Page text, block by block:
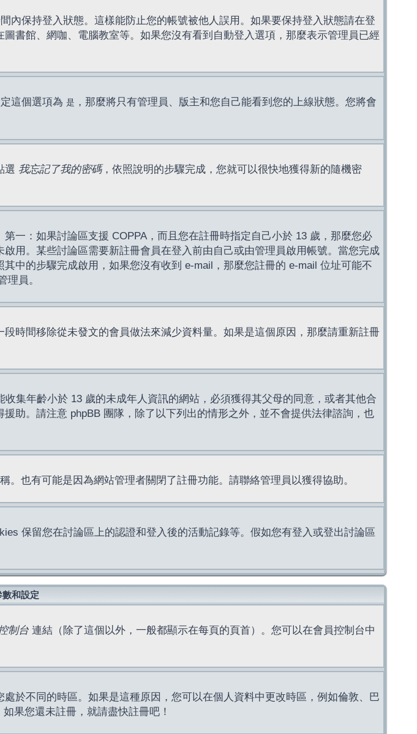
內保持登入狀態。這樣能防止您的帳號被他人誤用。如果要保持登入狀態請在登
書館、網咖、電腦教室等。如果您沒有看到自動登入選項，那麼表示管理員已經
這個選項為 是 ，那麼將只有管理員、版主和您自己能看到您的上線狀態。您將會
選 我忘記了我的密碼，依照說明的步驟完成，您就可以很快地獲得新的隨機密
一：如果討論區支援 COPPA，而且您在註冊時指定自己小於 13 歲，那麼您必
用。某些討論區需要新註冊會員在登入前由自己或由管理員啟用帳號。當您完成
中的步驟完成啟用，如果您沒有收到 e-mail，那麼您註冊的 e-mail 位址可能不
員。
時間移除從未發文的會員做法來減少資料量。如果是這個原因，那麼請重新註冊
集年齡小於 13 歲的未成年人資訊的網站，必須獲得其父母的同意，或者其他合
助。請注意 phpBB 團隊，除了以下列出的情形之外，並不會提供法律諮詢，也
也有可能是因為網站管理者關閉了註冊功能。請聯絡管理員以獲得協助。
保留您在討論區上的認證和登入後的活動記錄等。假如您有登入或登出討論區
數和設定
制台 連結（除了這個以外，一般都顯示在每頁的頁首）。您可以在會員控制台中
於不同的時區。如果是這種原因，您可以在個人資料中更改時區，例如倫敦、巴
果您還未註冊，就請盡快註冊吧！